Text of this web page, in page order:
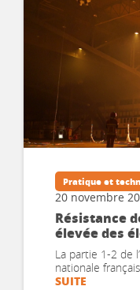
Pratique et
20 novembre
Résistance
élevée des
Éléments
classe 1, 2
La partie 1-2 de
nationale
SUITE